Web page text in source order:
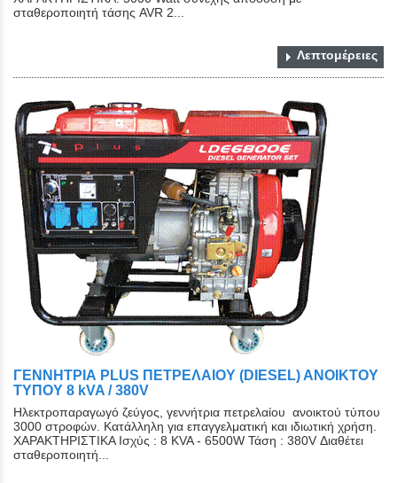
σταθεροποιητή τάσης AVR 2...
Λεπτομέρειες
ΓΕΝΝΗΤΡΙΑ PLUS ΠΕΤΡΕΛΑΙΟΥ (DIESEL) ΑΝΟΙΚΤΟY
ΤYΠΟY 8 kVA / 380V
Ηλεκτροπαραγωγό ζεύγος, γεννήτρια πετρελαίου ανοικτού τύπου
3000 στροφών. Κατάλληλη για επαγγελματική και ιδιωτική χρήση.
ΧΑΡΑΚΤΗΡΙΣΤΙΚΑ Ισχύς : 8 KVA - 6500W Τάση : 380V Διαθέτει
σταθεροποιητή...